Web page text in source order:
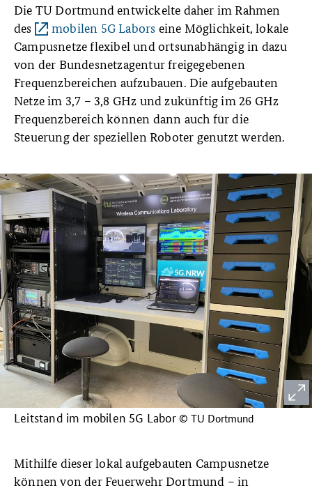
Die TU Dortmund entwickelte daher im Rahmen
des
mobilen 5G Labors eine Möglichkeit, lokale
Campusnetze flexibel und ortsunabhängig in dazu
von der Bundesnetzagentur freigegebenen
Frequenzbereichen aufzubauen. Die aufgebauten
Netze im 3,7 – 3,8 GHz und zukünftig im 26 GHz
Frequenzbereich können dann auch für die
Steuerung der speziellen Roboter genutzt werden.
Leitstand im mobilen 5G Labor © TU Dortmund
Mithilfe dieser lokal aufgebauten Campusnetze
können von der Feuerwehr Dortmund – in